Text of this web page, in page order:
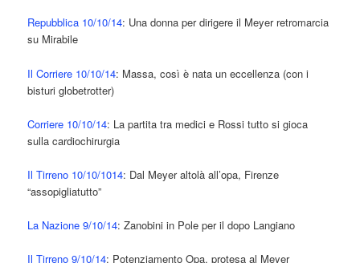
Repubblica 10/10/14: Una donna per dirigere il Meyer retromarcia
su Mirabile
Il Corriere 10/10/14: Massa, così è nata un eccellenza (con i
bisturi globetrotter)
Corriere 10/10/14: La partita tra medici e Rossi tutto si gioca
sulla cardiochirurgia
Il Tirreno 10/10/1014: Dal Meyer altolà all’opa, Firenze
“assopigliatutto”
La Nazione 9/10/14: Zanobini in Pole per il dopo Langiano
Il Tirreno 9/10/14: Potenziamento Opa, protesa al Meyer